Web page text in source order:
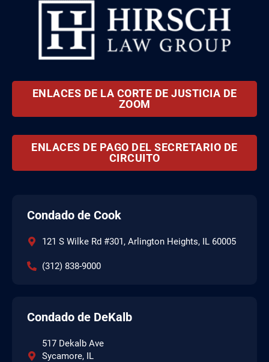
ENLACES DE LA CORTE DE JUSTICIA DE
ZOOM
ENLACES DE PAGO DEL SECRETARIO DE
CIRCUITO
Condado de Cook
121 S Wilke Rd #301, Arlington Heights, IL 60005
(312) 838-9000
Condado de DeKalb
517 Dekalb Ave
Sycamore, IL